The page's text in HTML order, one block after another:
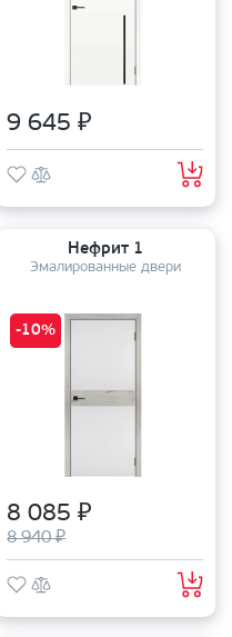
9 645 ₽
Нефрит 1
Эмалированные двери
-10%
8 085 ₽
8 940 ₽